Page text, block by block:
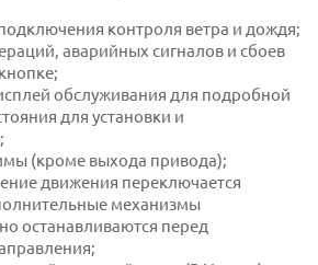
контроля ветра и дождя;
аварийных сигналов и сбоев
обслуживания для подробной
для установки и
(кроме выхода привода);
движения переключается
механизмы
останавливаются перед